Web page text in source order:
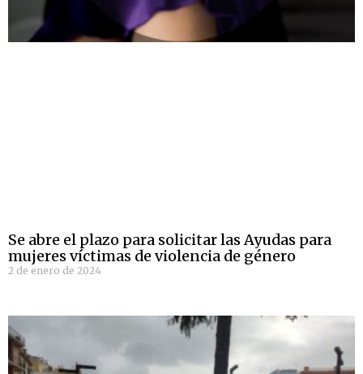
Se abre el plazo para solicitar las Ayudas para
mujeres víctimas de violencia de género
2 de enero de 2024